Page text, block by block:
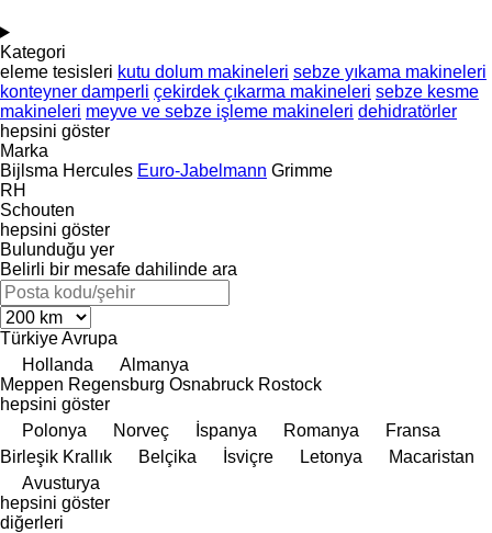
Kategori
eleme tesisleri kutu dolum makineleri sebze yıkama makineleri
konteyner damperli çekirdek çıkarma makineleri sebze kesme
makineleri meyve ve sebze işleme makineleri dehidratörler
hepsini göster
Marka
Bijlsma Hercules Euro-Jabelmann Grimme
RH
Schouten
hepsini göster
Bulunduğu yer
Belirli bir mesafe dahilinde ara
TürkiyeAvrupa
Hollanda
Almanya
Meppen Regensburg Osnabruck Rostock
hepsini göster
Polonya
Norveç İspanya Romanya
Fransa
Birleşik Krallık
Belçika İsviçre Letonya
Macaristan
Avusturya
hepsini göster
diğerleri